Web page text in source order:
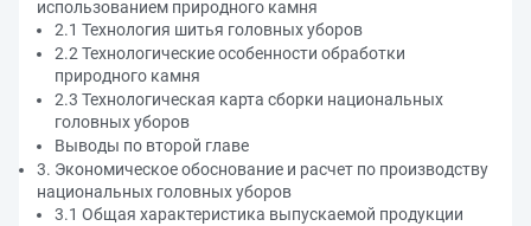
использованием природного камня
2.1 Технология шитья головных уборов
2.2 Технологические особенности обработки
природного камня
2.3 Технологическая карта сборки национальных
головных уборов
Выводы по второй главе
3. Экономическое обоснование и расчет по производству
национальных головных уборов
3.1 Общая характеристика выпускаемой продукции